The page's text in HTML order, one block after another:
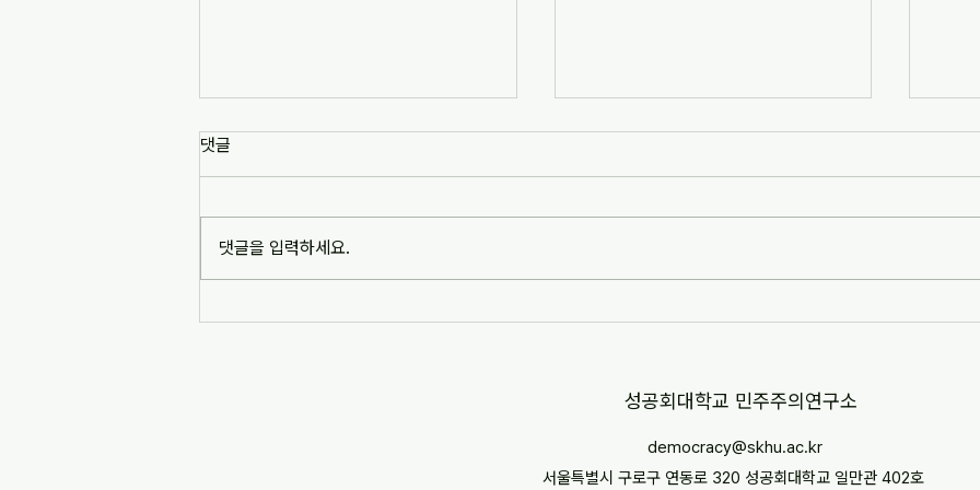
댓글
댓글을 입력하세요.
​성공회대학교 민주주의연구소
democracy@skhu.ac.kr
서울특별시 구로구 연동로 320 성공회대학교 일만관 402호